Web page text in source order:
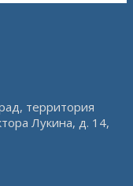
территория
Лукина, д. 14,